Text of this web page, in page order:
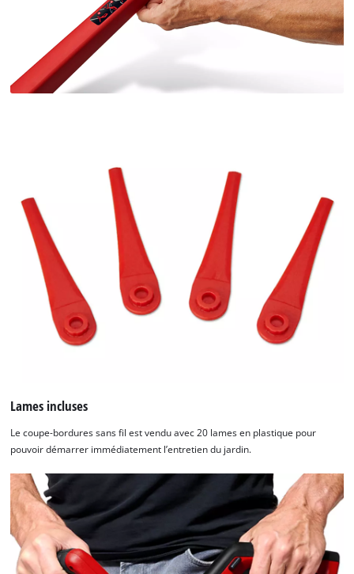
Lames incluses
Le coupe-bordures sans fil est vendu avec 20 lames en plastique pour
pouvoir démarrer immédiatement l’entretien du jardin.